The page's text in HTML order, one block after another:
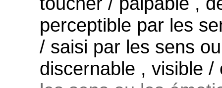
perceptible par les
/ saisi par les sens
discernable , visible